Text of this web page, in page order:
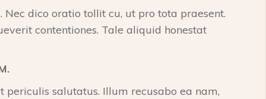
dico oratio tollit cu, ut pro tota praesent.
contentiones. Tale aliquid honestat
periculis salutatus. Illum recusabo ea nam,